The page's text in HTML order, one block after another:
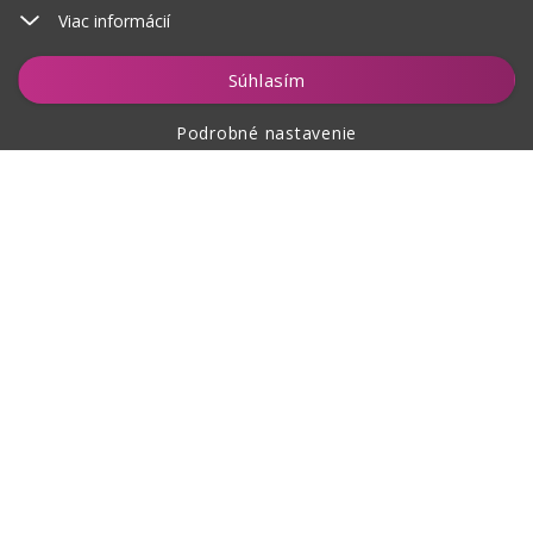
Viac informácií
Súhlasím
Podrobné nastavenie